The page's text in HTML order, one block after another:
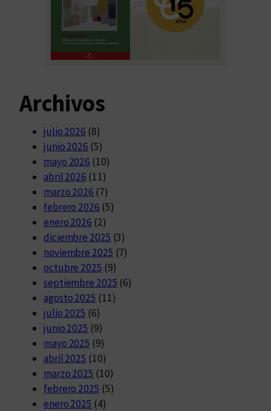
Archivos
julio 2026 (8)
junio 2026 (5)
mayo 2026 (10)
abril 2026 (11)
marzo 2026 (7)
febrero 2026 (5)
enero 2026 (2)
diciembre 2025 (3)
noviembre 2025 (7)
octubre 2025 (9)
septiembre 2025 (6)
agosto 2025 (11)
julio 2025 (6)
junio 2025 (9)
mayo 2025 (9)
abril 2025 (10)
marzo 2025 (10)
febrero 2025 (5)
enero 2025 (4)